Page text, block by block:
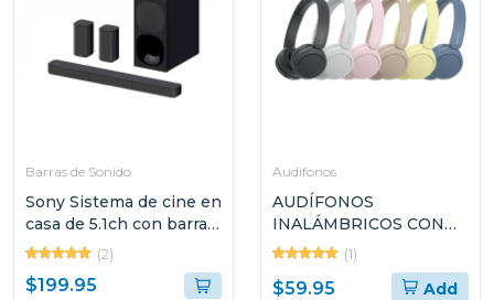
Barras de Sonido
Sony Sistema de cine en
casa de 5.1ch con barra
de sonido s20r
(2)
$199.95
Audifonos
AUDÍFONOS
INALÁMBRICOS CON
MICRÓFONO SONY
WHCH520
(1)
$59.95 Add